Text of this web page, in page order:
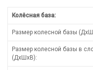
Колёсная база:
Размер колесной базы
Размер колесной базы в
(ДхШхВ):